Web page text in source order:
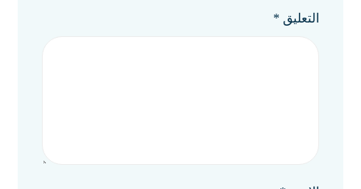
التعليق *